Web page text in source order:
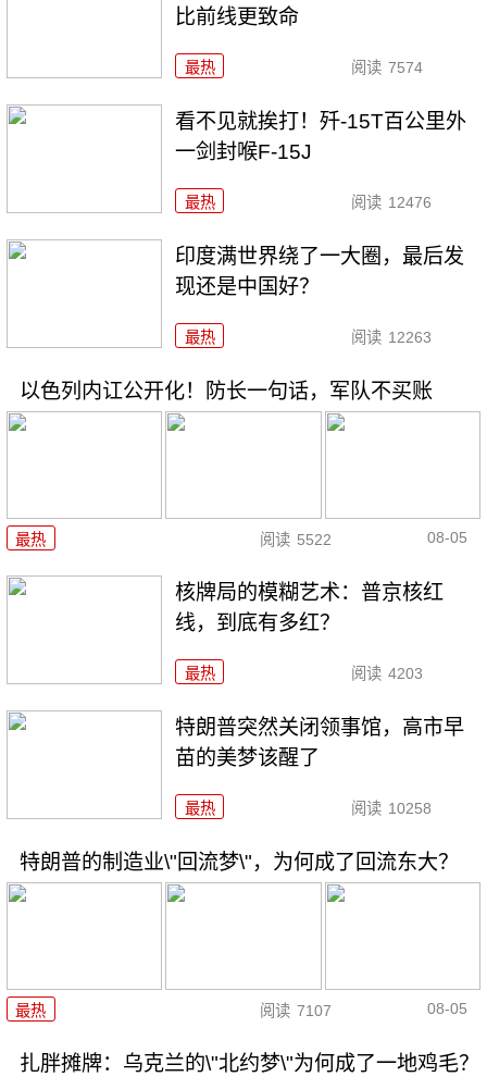
比前线更致命
最热 阅读 7574
看不见就挨打！歼-15T百公里外
一剑封喉F-15J
最热 阅读 12476
印度满世界绕了一大圈，最后发
现还是中国好？
最热 阅读 12263
以色列内讧公开化！防长一句话，军队不买账
最热 阅读 5522 08-05
核牌局的模糊艺术：普京核红
线，到底有多红？
最热 阅读 4203
特朗普突然关闭领事馆，高市早
苗的美梦该醒了
最热 阅读 10258
特朗普的制造业\"回流梦\"，为何成了回流东大？
最热 阅读 7107 08-05
扎胖摊牌：乌克兰的\"北约梦\"为何成了一地鸡毛？